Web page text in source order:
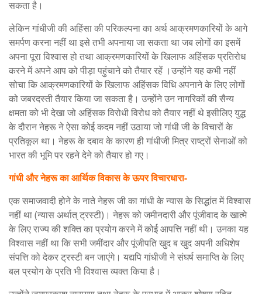
सकता है।
लेकिन गांधीजी की अहिंसा की परिकल्पना का अर्थ आक्रमणकारियों के आगे
समर्पण करना नहीं था इसे तभी अपनाया जा सकता था जब लोगों का इसमें
अपना पूरा विश्वास हो तथा आक्रमणकारियों के खिलाफ अहिंसक प्रतिरोध
करने में अपने आप को पीड़ा पहुंचाने को तैयार रहें ।उन्होंने यह कभी नहीं
सोचा कि आक्रमणकारियों के खिलाफ अहिंसक विधि अपनाने के लिए लोगों
को जबरदस्ती तैयार किया जा सकता है। उन्होंने उन नागरिकों की सैन्य
क्षमता को भी देखा जो अहिंसक विरोधी विरोध को तैयार नहीं थे इसीलिए युद्ध
के दौरान नेहरू ने ऐसा कोई कदम नहीं उठाया जो गांधी जी के विचारों के
प्रतिकूल था। नेहरू के दबाव के कारण ही गांधीजी मित्र राष्ट्रों सेनाओं को
भारत की भूमि पर रहने देने को तैयार हो गए।
गांधी और नेहरू का आर्थिक विकास के ऊपर विचारधारा-
एक समाजवादी होने के नाते नेहरू जी का गांधी के न्यास के सिद्धांत में विश्वास
नहीं था (न्यास अर्थात् ट्रस्टी)। नेहरू को जमीनदारी और पूंजीवाद के खात्मे
के लिए राज्य की शक्ति का प्रयोग करने में कोई आपत्ति नहीं थी। उनका यह
विश्वास नहीं था कि सभी जमींदार और पूंजीपति खुद ब खुद अपनी अधिशेष
संपत्ति को देकर ट्रस्टी बन जाएंगे। यद्यपि गांधीजी ने संघर्ष समाप्ति के लिए
बल प्रयोग के प्रति भी विश्वास व्यक्त किया है।